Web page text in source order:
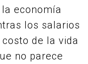
economía
los salarios
de la vida
no parece